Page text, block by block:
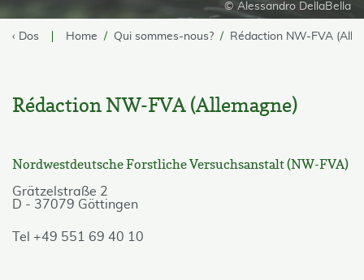
© Alessandro DellaBella
‹ Dos Home Qui sommes-nous? Rédaction NW-FVA
Rédaction NW-FVA (Allemagne)
Nordwestdeutsche Forstliche Versuchsanstalt (NW-FVA)
Grätzelstraße 2
D - 37079 Göttingen
Tel +49 551 69 40 10